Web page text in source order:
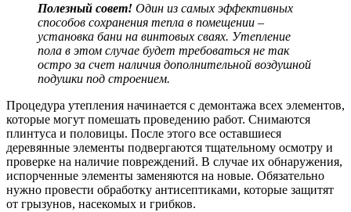
Полезный совет! Один из самых эффективных
способов сохранения тепла в помещении –
установка бани на винтовых сваях. Утепление
пола в этом случае будет требоваться не так
остро за счет наличия дополнительной воздушной
подушки под строением.
Процедура утепления начинается с демонтажа всех элементов,
которые могут помешать проведению работ. Снимаются
плинтуса и половицы. После этого все оставшиеся
деревянные элементы подвергаются тщательному осмотру и
проверке на наличие повреждений. В случае их обнаружения,
испорченные элементы заменяются на новые. Обязательно
нужно провести обработку антисептиками, которые защитят
от грызунов, насекомых и грибков.